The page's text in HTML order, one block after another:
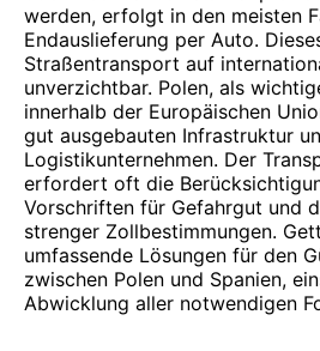
werden, erfolgt in den meisten
Endauslieferung per Auto.
Straßentransport auf
unverzichtbar. Polen, als
innerhalb der Europäischen
gut ausgebauten Infrastruktur
Logistikunternehmen. Der
erfordert oft die
Vorschriften für Gefahrgut und
strenger Zollbestimmungen.
umfassende Lösungen für den
zwischen Polen und Spanien,
Abwicklung aller notwendigen